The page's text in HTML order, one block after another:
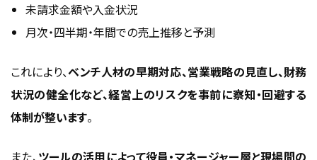
未請求金額や入金状況
月次・四半期・年間での売上推移と予測
これにより、ベンチ人材の早期対応、営業戦略の見直し、財務
状況の健全化など、経営上のリスクを事前に察知・回避する
体制が整います。
また、ツールの活用によって役員・マネージャー層と現場間の